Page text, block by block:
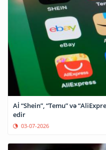
Aİ “Shein”, “Temu” və
edir
03-07-2026